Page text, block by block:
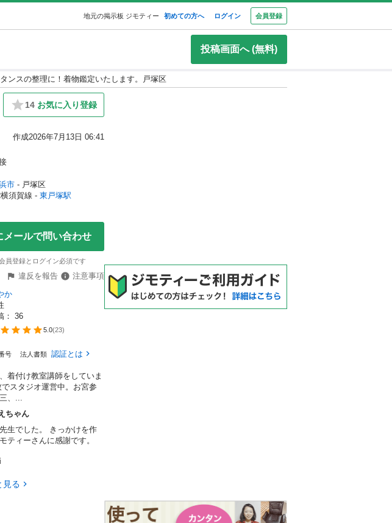
地元の掲示板 ジモティー 初めての方へ ログイン 会員登録
投稿画面へ (無料)
タンスの整理に！着物鑑定いたします。戸塚区
14 お気に入り登録
作成2026年7月13日 06:41
市 - 戸塚区
須賀線 - 東戸塚駅
メールで問い合わせ
員登録とログイン必須です
違反を報告
注意事項
か
： 36
5.0(23)
号 法人書類 認証とは
着付け教室講師をしていま
スタジオ運営中。お宮参
、...
ちゃん
生でした。 きっかけを作
ティーさんに感謝です。
見る